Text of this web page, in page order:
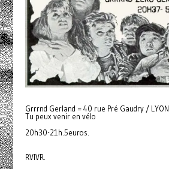
Grrrnd Gerland = 40 rue Pré Gaudry /
Tu peux venir en vélo
20h30-21h.5euros.
RVIVR.